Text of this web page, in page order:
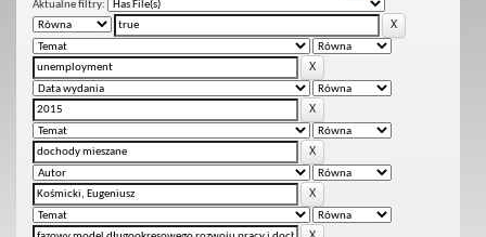
Aktualne filtry: